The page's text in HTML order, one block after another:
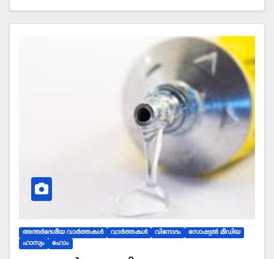
അന്തര്‍ദേശീയ വാര്‍ത്തകള്‍ വാർത്തകൾ വിനോദം
സോഷ്യല്‍ മീഡിയ
ഹാസ്യം
ഹോം